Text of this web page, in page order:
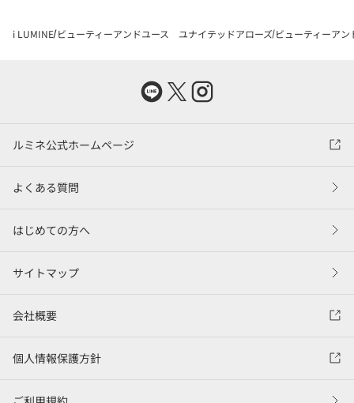
i LUMINE ビューティーアンドユース ユナイテッドアローズ ビューティーア
ルミネ公式ホームページ
よくある質問
はじめての方へ
サイトマップ
会社概要
個人情報保護方針